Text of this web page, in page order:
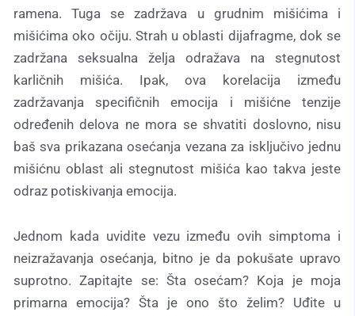
ramena. Tuga se zadržava u grudnim mišićima i
mišićima oko očiju. Strah u oblasti dijafragme, dok se
zadržana seksualna želja odražava na stegnutost
karličnih mišića. Ipak, ova korelacija između
zadržavanja specifičnih emocija i mišićne tenzije
određenih delova ne mora se shvatiti doslovno, nisu
baš sva prikazana osećanja vezana za isključivo jednu
mišićnu oblast ali stegnutost mišića kao takva jeste
odraz potiskivanja emocija.
Jednom kada uvidite vezu između ovih simptoma i
neizražavanja osećanja, bitno je da pokušate upravo
suprotno. Zapitajte se: Šta osećam? Koja je moja
primarna emocija? Šta je ono što želim? Uđite u